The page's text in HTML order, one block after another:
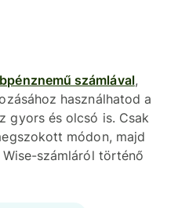
számlával,
használhatod a
gyors és olcsó is. Csak
módon, majd
számláról történő